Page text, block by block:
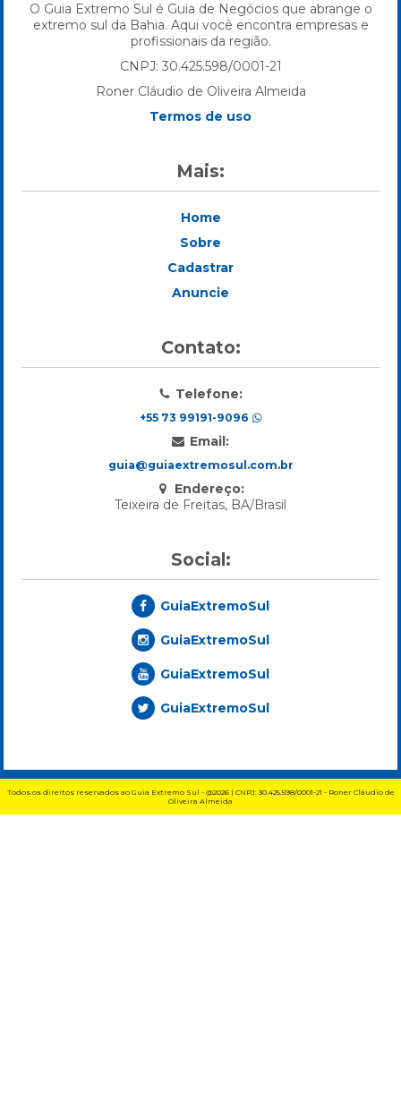
O Guia Extremo Sul é Guia de Negócios que abrange o
extremo sul da Bahia. Aqui você encontra empresas e
profissionais da região.
CNPJ: 30.425.598/0001-21
Roner Cláudio de Oliveira Almeida
Termos de uso
Mais:
Home
Sobre
Cadastrar
Anuncie
Contato:
Telefone:
+55 73 99191-9096
Email:
guia@guiaextremosul.com.br
Endereço:
Teixeira de Freitas, BA/Brasil
Social:
GuiaExtremoSul
GuiaExtremoSul
GuiaExtremoSul
GuiaExtremoSul
Todos os direitos reservados ao Guia Extremo Sul - @2026 | CNPJ: 30.425.598/0001-21 - Roner Cláudio de
Oliveira Almeida